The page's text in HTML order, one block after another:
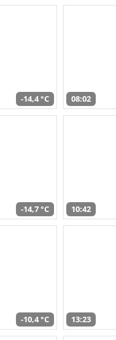
-14,4 °C 08:02
-14,7 °C 10:42
-10,4 °C 13:23